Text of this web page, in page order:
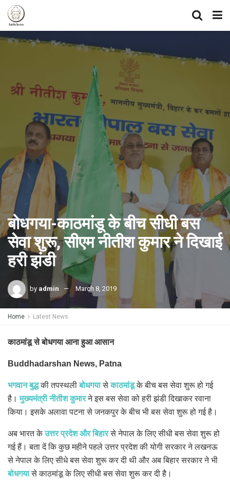
बोधगया-काठमांडू के बीच सीधी बस
सेवा शुरू, सीएम नीतीश कुमार ने दिखाई
हरी झंडी
by admin March 8, 2019
Home Latest News
काठमांडू से बोधगया आना हुआ आसान
Buddhadarshan News, Patna
भगवान बुद्धकी तपस्थलीबोधगयासेकाठमांडूके बीच बस सेवा शुरू हो गई
है।मुख्यमंत्री नीतीश कुमारने इस बस सेवा को हरी झंडी दिखाकर रवाना
किया। इसके अलावा पटना से जनकपुर के बीच भी बस सेवा शुरू हो गई है।
अब भारत केउत्तर प्रदेश और बिहारसे नेपाल के लिए सीधी बस सेवा शुरू हो
गई हैं। बता दें कि कुछ महीने पहले उत्तर प्रदेश की योगी सरकार ने लखनऊ
से नेपाल के लिए सीधे बस सेवा शुरू कर दी थी और अब बिहार सरकार ने भी
बोधगयासे काठमांडू के लिए सीधी बस सेवा शुरू कर दी है।